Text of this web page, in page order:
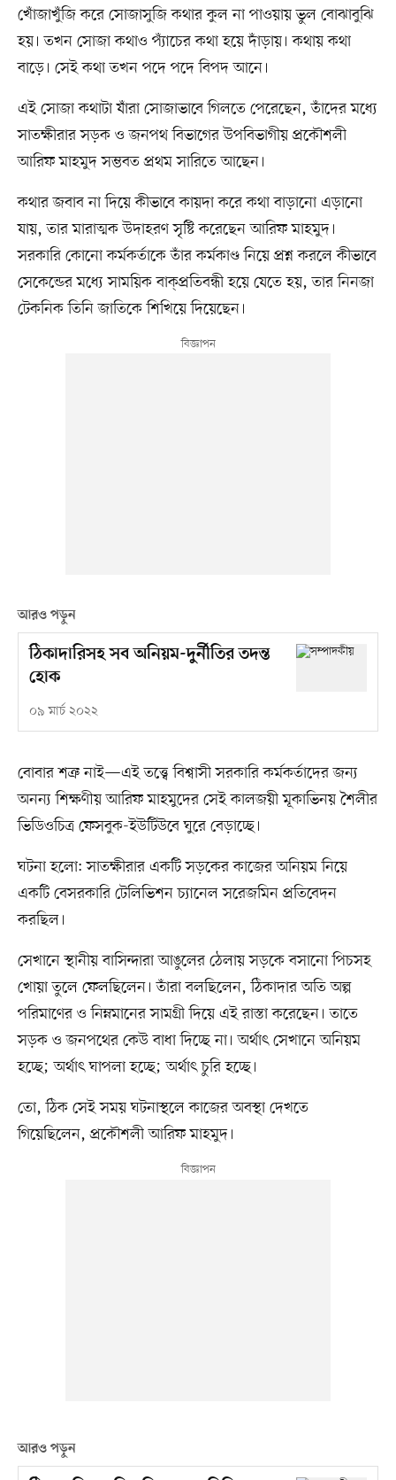
খোঁজাখুঁজি করে সোজাসুজি কথার কুল না পাওয়ায় ভুল বোঝাবুঝি
হয়। তখন সোজা কথাও প্যাঁচের কথা হয়ে দাঁড়ায়। কথায় কথা
বাড়ে। সেই কথা তখন পদে পদে বিপদ আনে।
এই সোজা কথাটা যাঁরা সোজাভাবে গিলতে পেরেছেন, তাঁদের মধ্যে
সাতক্ষীরার সড়ক ও জনপথ বিভাগের উপবিভাগীয় প্রকৌশলী
আরিফ মাহমুদ সম্ভবত প্রথম সারিতে আছেন।
কথার জবাব না দিয়ে কীভাবে কায়দা করে কথা বাড়ানো এড়ানো
যায়, তার মারাত্মক উদাহরণ সৃষ্টি করেছেন আরিফ মাহমুদ।
সরকারি কোনো কর্মকর্তাকে তাঁর কর্মকাণ্ড নিয়ে প্রশ্ন করলে কীভাবে
সেকেন্ডের মধ্যে সাময়িক বাক্‌প্রতিবন্ধী হয়ে যেতে হয়, তার নিনজা
টেকনিক তিনি জাতিকে শিখিয়ে দিয়েছেন।
আরও পড়ুন
ঠিকাদারিসহ সব অনিয়ম-দুর্নীতির তদন্ত
হোক
০৯ মার্চ ২০২২
বোবার শত্রু নাই—এই তত্ত্বে বিশ্বাসী সরকারি কর্মকর্তাদের জন্য
অনন্য শিক্ষণীয় আরিফ মাহমুদের সেই কালজয়ী মূকাভিনয় শৈলীর
ভিডিওচিত্র ফেসবুক-ইউটিউবে ঘুরে বেড়াচ্ছে।
ঘটনা হলো: সাতক্ষীরার একটি সড়কের কাজের অনিয়ম নিয়ে
একটি বেসরকারি টেলিভিশন চ্যানেল সরেজমিন প্রতিবেদন
করছিল।
সেখানে স্থানীয় বাসিন্দারা আঙুলের ঠেলায় সড়কে বসানো পিচসহ
খোয়া তুলে ফেলছিলেন। তাঁরা বলছিলেন, ঠিকাদার অতি অল্প
পরিমাণের ও নিম্নমানের সামগ্রী দিয়ে এই রাস্তা করেছেন। তাতে
সড়ক ও জনপথের কেউ বাধা দিচ্ছে না। অর্থাৎ সেখানে অনিয়ম
হচ্ছে; অর্থাৎ ঘাপলা হচ্ছে; অর্থাৎ চুরি হচ্ছে।
তো, ঠিক সেই সময় ঘটনাস্থলে কাজের অবস্থা দেখতে
গিয়েছিলেন, প্রকৌশলী আরিফ মাহমুদ।
আরও পড়ুন